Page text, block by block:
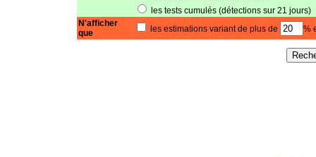
les tests cumulés (détections sur 21 jours)
N'afficher
que
les estimations variant de plus de %